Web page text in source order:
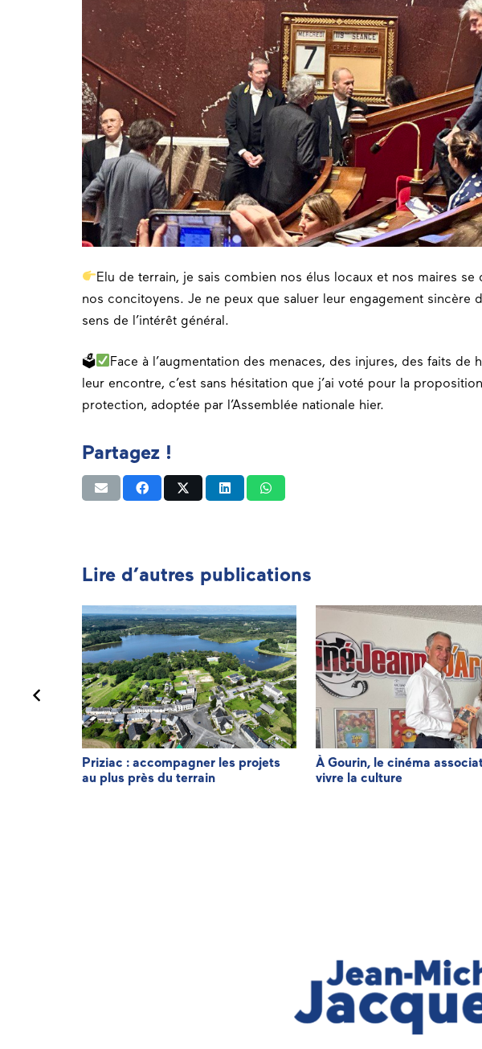
Elu de terrain, je sais combien nos élus locaux et nos maires
nos concitoyens. Je ne peux que saluer leur engagement sincère
sens de l’intérêt général.
🗳
Face à l’augmentation des menaces, des injures, des faits de
leur encontre, c’est sans hésitation que j’ai voté pour la
protection, adoptée par l’Assemblée nationale hier.
Partagez !
Lire d’autres publications
Priziac : accompagner les projets
au plus près du terrain
À Gourin, le cinéma
vivre la culture